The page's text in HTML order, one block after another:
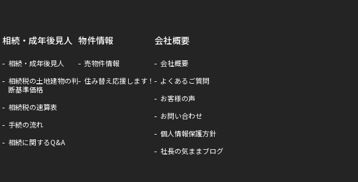
相続・成年後見人
相続・成年後見人
相続税の土地建物の判
断基準価格
相続税の速算表
手続の流れ
相続に関するQ&A
物件情報
売物件情報
住み替え応援します！
会社概要
会社概要
よくあるご質問
お客様の声
お問い合わせ
個人情報保護方針
社長の気ままブログ